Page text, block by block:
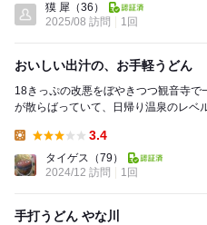
獏 犀 （36）
2025/08 訪問
1回
おいしい出汁の、お手軽うどん
18きっぷの改悪をぼやきつつ観音寺
が散らばっていて、日帰り温泉のレ
3.4
タイゲス （79）
2024/12 訪問
1回
手打うどん やな川